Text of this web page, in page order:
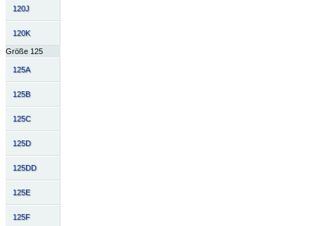
120J
120K
Größe 125
125A
125B
125C
125D
125DD
125E
125F